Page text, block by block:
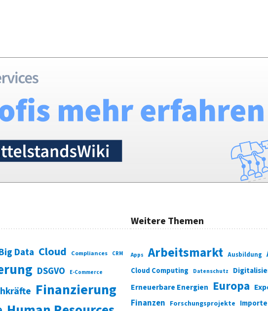
Data Cloud Compliances CRM
DSGVO E-Commerce
Finanzierung
Weitere Themen
Apps Arbeitsmarkt Ausbildung
Cloud Computing Datenschutz
Erneuerbare Energien Europa
Finanzen Forschungsprojekte Importe